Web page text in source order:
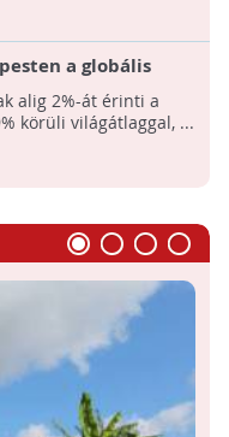
a globális
alig 2%-át érinti a
körüli világátlaggal, ...